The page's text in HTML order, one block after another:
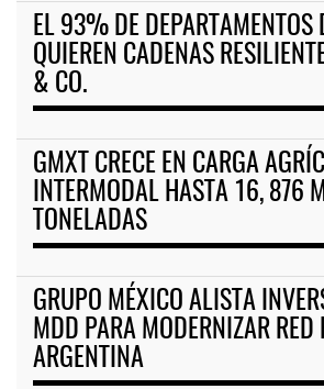
EL 93% DE DEPARTAMENTOS
QUIEREN CADENAS
& CO.
GMXT CRECE EN CARGA
INTERMODAL HASTA 16, 876
TONELADAS
GRUPO MÉXICO ALISTA
MDD PARA MODERNIZAR RED
ARGENTINA